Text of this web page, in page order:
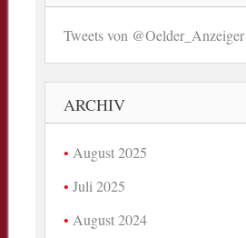
Tweets von @Oelder_Anzeiger
ARCHIV
August 2025
Juli 2025
August 2024